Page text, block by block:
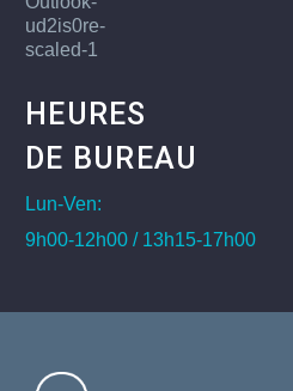
HEURES
DE BUREAU
Lun-Ven:
9h00-12h00 / 13h15-17h00